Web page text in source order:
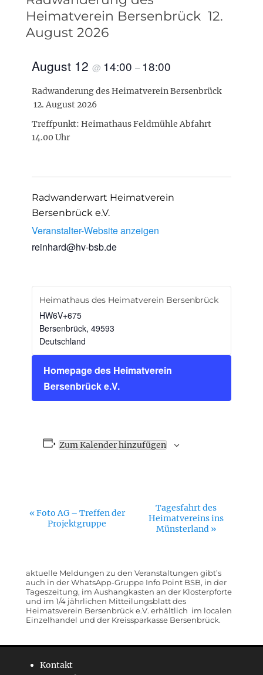
Heimatverein Bersenbrück 12.
August 2026
August 12 @ 14:00 – 18:00
Radwanderung des Heimatverein Bersenbrück
12. August 2026
Treffpunkt: Heimathaus Feldmühle Abfahrt
14.00 Uhr
Radwanderwart Heimatverein
Bersenbrück e.V.
Veranstalter-Website anzeigen
reinhard@hv-bsb.de
Heimathaus des Heimatverein Bersenbrück
HW6V+675
Bersenbrück, 49593
Deutschland
Homepage des Heimatverein
Bersenbrück e.V.
Zum Kalender hinzufügen
Veranstaltung-
Navigation
«Foto AG – Treffen der
Projektgruppe
Tagesfahrt des
Heimatvereins ins
Münsterland »
aktuelle Meldungen zu den Veranstaltungen gibt’s
auch in der WhatsApp-Gruppe Info Point BSB, in der
Tageszeitung, im Aushangkasten an der Klosterpforte
und im 1/4 jährlichen Mitteilungsblatt des
Heimatsverein Bersenbrück e.V. erhältlich im localen
Einzelhandel und der Kreissparkasse Bersenbrück.
Kontakt